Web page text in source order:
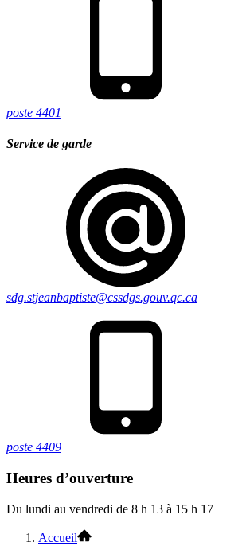
poste 4401
Service de garde
sdg.stjeanbaptiste@cssdgs.gouv.qc.ca
poste 4409
Heures d’ouverture
Du lundi au vendredi de 8 h 13 à 15 h 17
Accueil